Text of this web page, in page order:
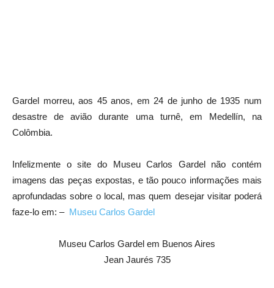
Gardel morreu, aos 45 anos, em 24 de junho de 1935 num
desastre de avião durante uma turnê, em Medellín, na
Colômbia.
Infelizmente o site do Museu Carlos Gardel não contém
imagens das peças expostas, e tão pouco informações mais
aprofundadas sobre o local, mas quem desejar visitar poderá
faze-lo em: – Museu Carlos Gardel
Museu Carlos Gardel em Buenos Aires
Jean Jaurés 735